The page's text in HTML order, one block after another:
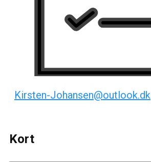
Kirsten-Johansen@outlook.dk
Kort